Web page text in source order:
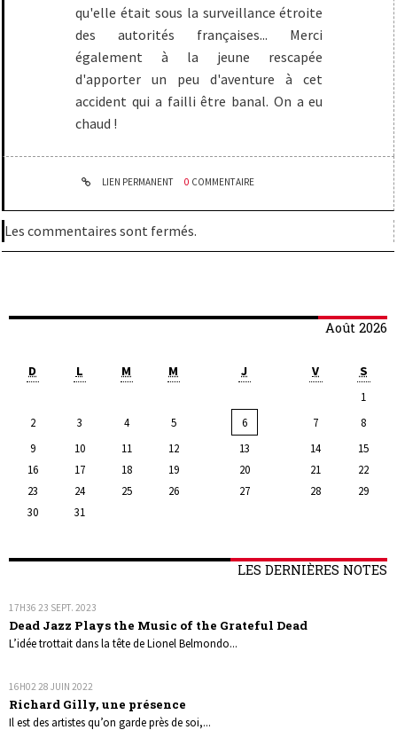
Août 2026
D L M M J V S
1
2
3 4 5 6 7
8
9
10 11 12 13 14
15
16
17 18 19 20 21
22
23
24 25 26 27 28
29
30
31
LES DERNIÈRES NOTES
17H36 23 SEPT. 2023
Dead Jazz Plays the Music of the Grateful Dead
L’idée trottait dans la tête de Lionel Belmondo...
16H02 28 JUIN 2022
Richard Gilly, une présence
Il est des artistes qu’on garde près de soi,...
qu'elle était sous la surveillance étroite
des autorités françaises... Merci
également à la jeune rescapée
d'apporter un peu d'aventure à cet
accident qui a failli être banal. On a eu
chaud !
LIEN PERMANENT 0 COMMENTAIRE
Les commentaires sont fermés.